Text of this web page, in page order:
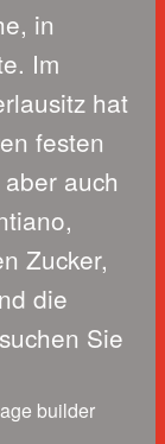
in
Im
hat
festen
auch
Zucker,
die
Sie
builder